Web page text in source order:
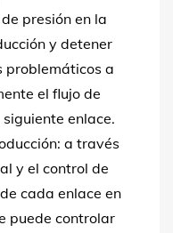
presión en la
y detener
problemáticos a
el flujo de
enlace.
a través
y el control de
cada enlace en
puede controlar